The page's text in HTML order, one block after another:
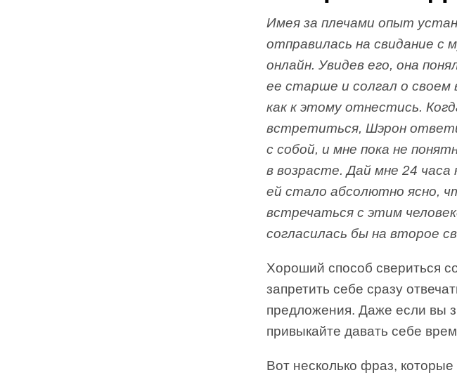
Имея за плечами опыт
отправилась на свидание с
онлайн. Увидев его, она
ее старше и солгал о своем
как к этому отнестись.
встретиться, Шэрон
с собой, и мне пока не
в возрасте. Дай мне 24 часа
ей стало абсолютно ясно,
встречаться с этим
согласилась бы на второе
Хороший способ свериться
запретить себе сразу
предложения. Даже если вы
привыкайте давать себе
Вот несколько фраз,